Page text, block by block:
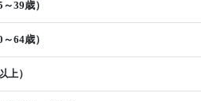
39歳）
64歳）
上）